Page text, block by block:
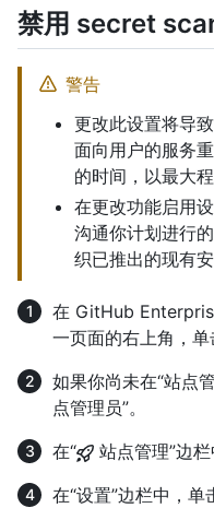
禁用 secret
警告
更改此设置将导
面向用户的服务
的时间，以最大
在更改功能启用
沟通你计划进行
织已推出的现有安
在 GitHub
一页面的右上角，单
如果你尚未在“站点
点管理员”。
在“
站点管理”边
在“设置”边栏中，单